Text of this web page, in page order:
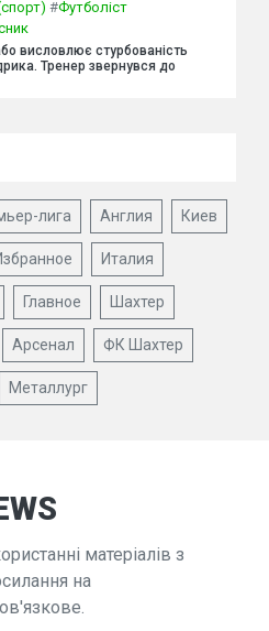
#Футболіст
висловлює стурбованість
Тренер звернувся до
лига Англия Киев
Италия
Главное Шахтер
Арсенал ФК Шахтер
Металлург
матеріалів з
на